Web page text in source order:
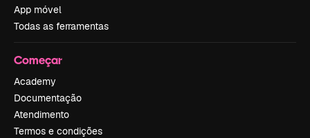
App móvel
Todas as ferramentas
Começar
Academy
Documentação
Atendimento
Termos e condições